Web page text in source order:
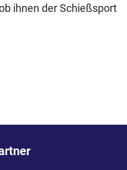
ihnen der Schießsport